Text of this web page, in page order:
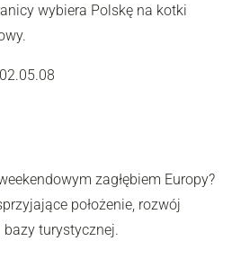
wybiera Polskę na kotki
zagłębiem Europy?
położenie, rozwój
turystycznej.